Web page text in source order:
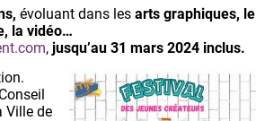
évoluant dans les arts graphiques, le
la vidéo…
, jusqu’au 31 mars 2024 inclus.
Ville de